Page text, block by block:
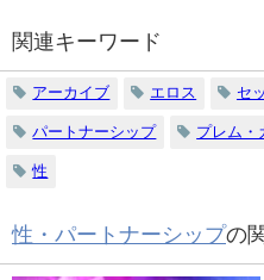
関連キーワード
アーカイブ エロス セ
パートナーシップ プレム・
性
性・パートナーシップの